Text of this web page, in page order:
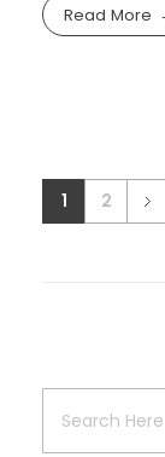
Read More
1 2